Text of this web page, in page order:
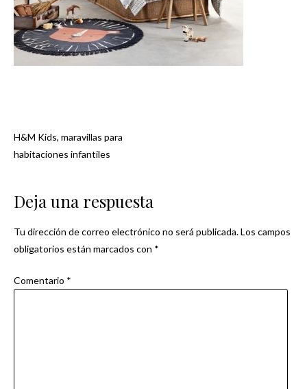
Navegación
H&M Kids, maravillas para
habitaciones infantiles
Deja una respuesta
Tu dirección de correo electrónico no será publicada.Los campos
obligatorios están marcados con *
Comentario *